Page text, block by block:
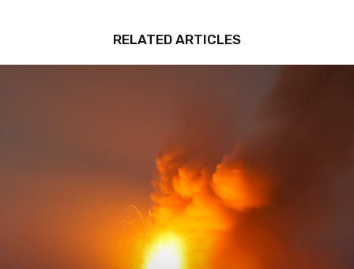
RELATED ARTICLES